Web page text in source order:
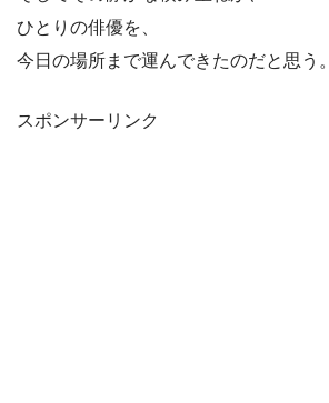
ひとりの俳優を、
今日の場所まで運んできたのだと思う。
スポンサーリンク